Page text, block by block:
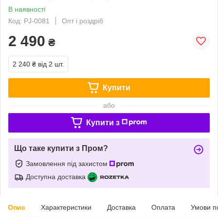
В наявності
Код: PJ-0081
Опт і роздріб
2 490 ₴
2 240 ₴ від 2 шт.
Купити
або
Купити з
Що таке купити з Пром?
Замовлення під захистом
Доступна доставка
Опис Характеристики Доставка Оплата Умови